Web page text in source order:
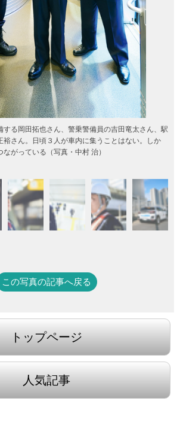
する岡田拓也さん、警乗警備員の吉田竜太さん、駅
裕さん。日頃３人が車内に集うことはない。しか
がっている（写真・中村 治）
この写真の記事へ戻る
トップページ
人気記事